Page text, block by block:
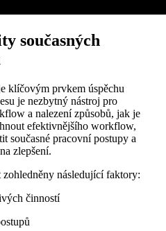
současných
klíčovým prvkem úspěchu
je nezbytný nástroj pro
a nalezení způsobů, jak je
efektivnějšího workflow,
současné pracovní postupy a
zlepšení.
následující faktory:
činností